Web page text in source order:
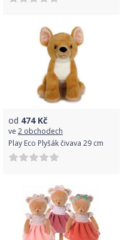
od 474Kč
ve 2 obchodech
Play Eco Plyšák čivava 29 cm